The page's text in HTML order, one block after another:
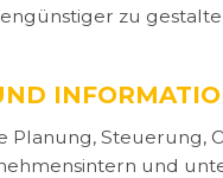
zu
Planung,
und